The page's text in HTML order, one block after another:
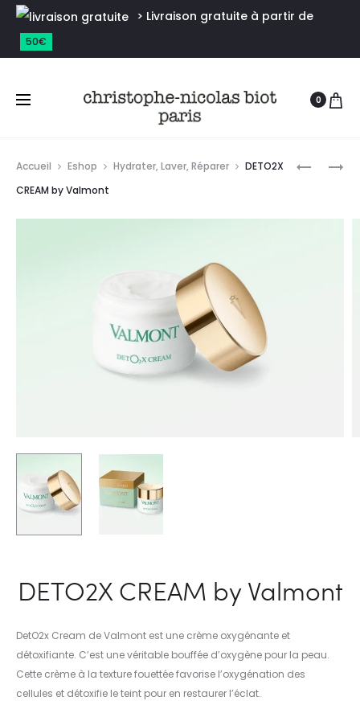
> Livraison gratuite à partir de
50€
0
Accueil Eshop Hydrater, Laver, Réparer
DETO2X
CREAM by Valmont
DETO2X CREAM by Valmont
DetO2x Cream de Valmont est une crème oxygénante et
détoxifiante. C’est une véritable bouffée d’oxygène pour la peau.
Cette crème à la texture fouettée favorise l’oxygénation des
cellules et détoxifie le teint pour en restaurer l’éclat.